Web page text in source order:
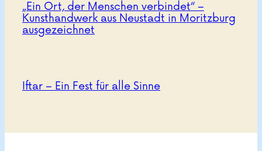
„Ein Ort, der Menschen verbindet“ –
Kunsthandwerk aus Neustadt in Moritzburg
ausgezeichnet
Iftar – Ein Fest für alle Sinne